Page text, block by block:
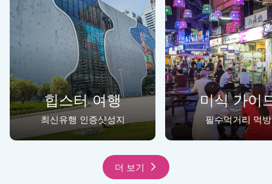
힙스터 여행
최신유행 인증샷성지
미식 가이
필수먹거리 먹방
더 보기